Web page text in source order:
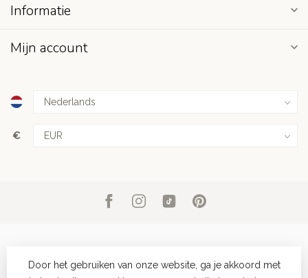
Informatie
Mijn account
€
Door het gebruiken van onze website, ga je akkoord met